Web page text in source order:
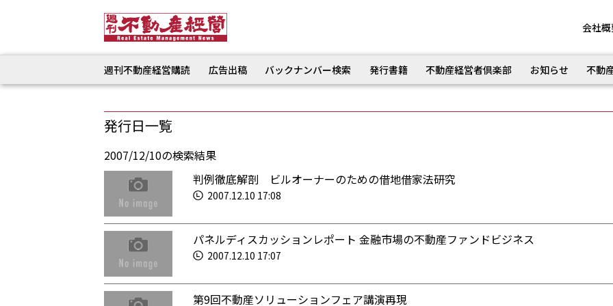
会社
週刊不動産経営購読 広告出稿 バックナンバー検索 発行書籍 不動産経営者倶楽部 お知らせ 不動
発行日一覧
2007/12/10の検索結果
判例徹底解剖 ビルオーナーのための借地借家法研究
2007.12.10 17:08
パネルディスカッションレポート 金融市場の不動産ファンドビジネス
2007.12.10 17:07
第9回不動産ソリューションフェア講演再現